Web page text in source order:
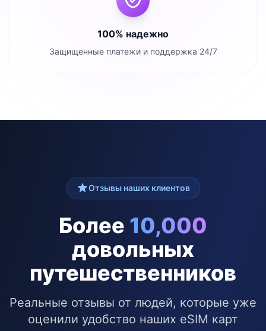
100% надежно
Защищенные платежи и поддержка 24/7
Отзывы наших клиентов
Более 10,000
довольных
путешественников
Реальные отзывы от людей, которые уже
оценили удобство наших eSIM карт